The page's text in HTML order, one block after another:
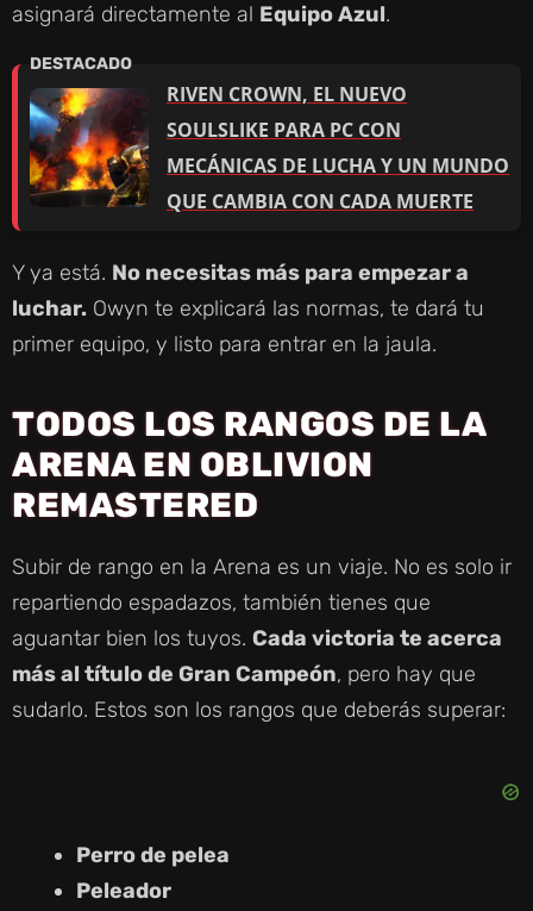
asignará directamente al Equipo Azul.
RIVEN CROWN, EL NUEVO
SOULSLIKE PARA PC CON
MECÁNICAS DE LUCHA Y UN MUNDO
QUE CAMBIA CON CADA MUERTE
Y ya está. No necesitas más para empezar a
luchar. Owyn te explicará las normas, te dará tu
primer equipo, y listo para entrar en la jaula.
TODOS LOS RANGOS DE LA
ARENA EN OBLIVION
REMASTERED
Subir de rango en la Arena es un viaje. No es solo ir
repartiendo espadazos, también tienes que
aguantar bien los tuyos. Cada victoria te acerca
más al título de Gran Campeón, pero hay que
sudarlo. Estos son los rangos que deberás superar:
Perro de pelea
Peleador